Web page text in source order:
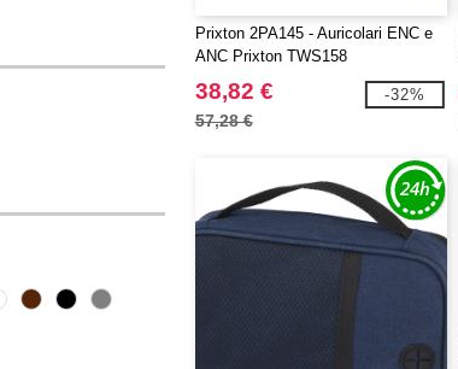
Prixton 2PA145 - Auricolari ENC e
ANC Prixton TWS158
38,82 €
57,28 €
-32%